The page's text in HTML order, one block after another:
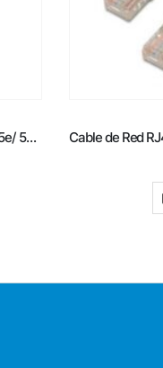
Cable de Red RJ45 UTP Aisens A133-0175 Cat.5e/ 30cm/ Gris